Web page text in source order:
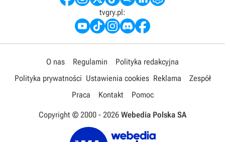
tvgry.pl:
O nas Regulamin
Polityka redakcyjna
Polityka prywatności Ustawienia cookies Reklama
Zespół
Praca
Kontakt Pomoc
Copyright © 2000 - 2026 Webedia Polska SA